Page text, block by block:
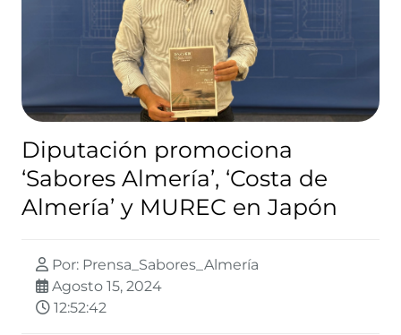
Diputación promociona
‘Sabores Almería’, ‘Costa de
Almería’ y MUREC en Japón
Por: Prensa_Sabores_Almería
Agosto 15, 2024
12:52:42